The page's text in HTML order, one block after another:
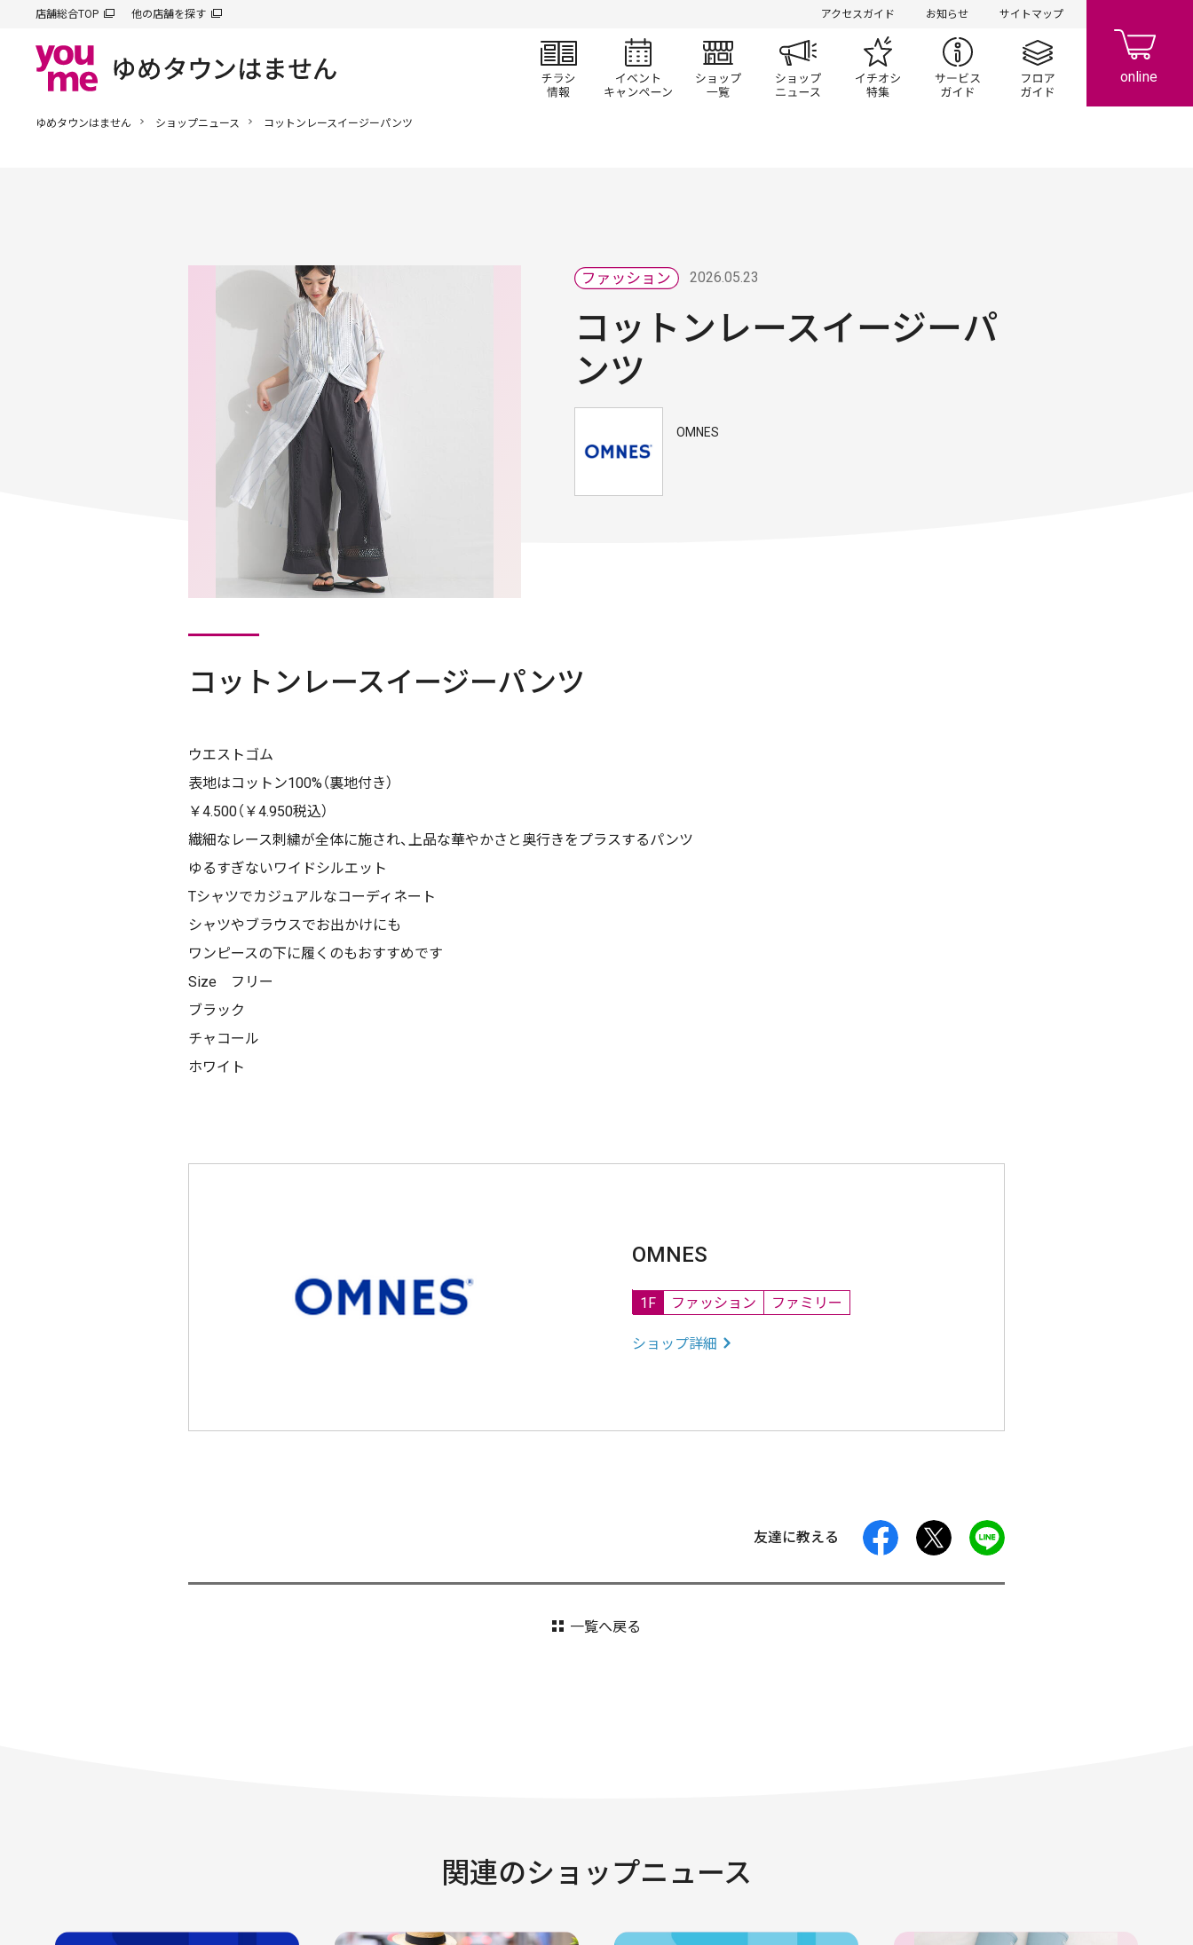
店舗総合TOP 他の店舗を探す アクセスガイド お知らせ サイトマップ
チラシ情報 イベント/キャンペーン
ショップ一覧 ショップニュースイチオシ特集 サービスガイドフロアガイド
ゆめタウンはません ショップニュース コットンレースイージーパンツ
2026.05.23
コットンレースイージーパ
ンツ
OMNES
コットンレースイージーパンツ
ウエストゴム
表地はコットン100%（裏地付き）
￥4.500（￥4.950税込）
繊細なレース刺繍が全体に施され、上品な華やかさと奥行きをプラスするパンツ
ゆるすぎないワイドシルエット
Tシャツでカジュアルなコーディネート
シャツやブラウスでお出かけにも
ワンピースの下に履くのもおすすめです
Size フリー
ブラック
チャコール
ホワイト
OMNES
1F ファッション ファミリー
ショップ詳細
友達に教える facebook
一覧へ戻る
関連のショップニュース